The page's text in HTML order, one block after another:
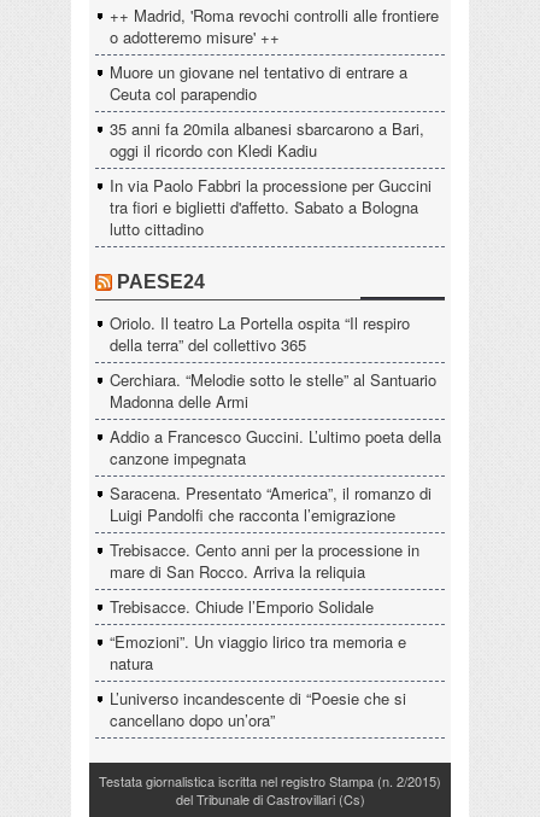
++ Madrid, 'Roma revochi controlli alle frontiere
o adotteremo misure' ++
Muore un giovane nel tentativo di entrare a
Ceuta col parapendio
35 anni fa 20mila albanesi sbarcarono a Bari,
oggi il ricordo con Kledi Kadiu
In via Paolo Fabbri la processione per Guccini
tra fiori e biglietti d'affetto. Sabato a Bologna
lutto cittadino
PAESE24
Oriolo. Il teatro La Portella ospita “Il respiro
della terra” del collettivo 365
Cerchiara. “Melodie sotto le stelle” al Santuario
Madonna delle Armi
Addio a Francesco Guccini. L’ultimo poeta della
canzone impegnata
Saracena. Presentato “America”, il romanzo di
Luigi Pandolfi che racconta l’emigrazione
Trebisacce. Cento anni per la processione in
mare di San Rocco. Arriva la reliquia
Trebisacce. Chiude l’Emporio Solidale
“Emozioni”. Un viaggio lirico tra memoria e
natura
L’universo incandescente di “Poesie che si
cancellano dopo un’ora”
Testata giornalistica iscritta nel registro Stampa (n. 2/2015)
del Tribunale di Castrovillari (Cs)